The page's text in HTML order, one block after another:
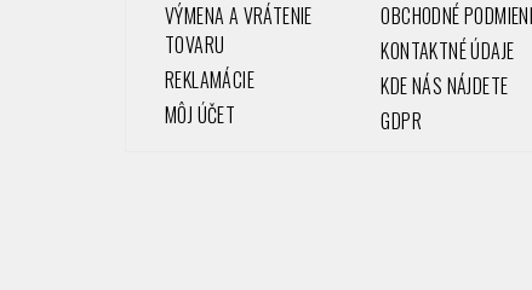
VÝMENA A VRÁTENIE
TOVARU
REKLAMÁCIE
MÔJ ÚČET
OBCHODNÉ
KONTAKTNÉ ÚDAJE
KDE NÁS NÁJDETE
GDPR